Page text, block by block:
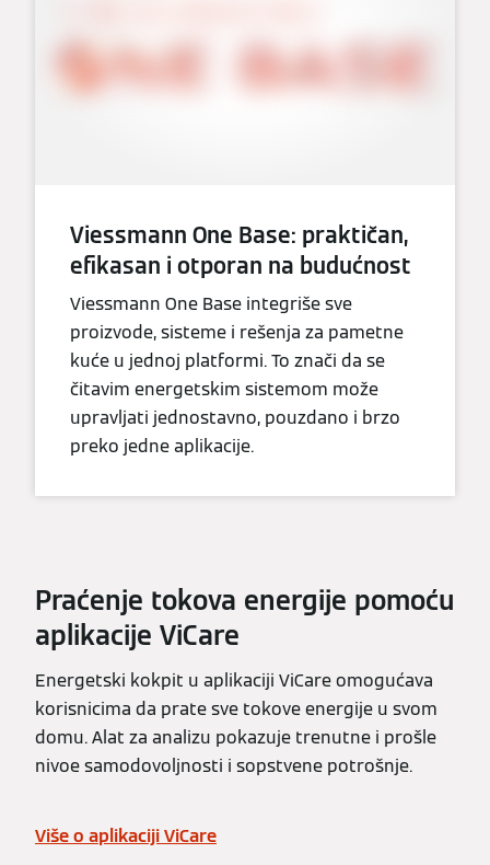
Viessmann One Base: praktičan,
efikasan i otporan na budućnost
Viessmann One Base integriše sve
proizvode, sisteme i rešenja za pametne
kuće u jednoj platformi. To znači da se
čitavim energetskim sistemom može
upravljati jednostavno, pouzdano i brzo
preko jedne aplikacije.
Praćenje tokova energije pomoću
aplikacije ViCare
Energetski kokpit u aplikaciji ViCare omogućava
korisnicima da prate sve tokove energije u svom
domu. Alat za analizu pokazuje trenutne i prošle
nivoe samodovoljnosti i sopstvene potrošnje.
Više o aplikaciji ViCare